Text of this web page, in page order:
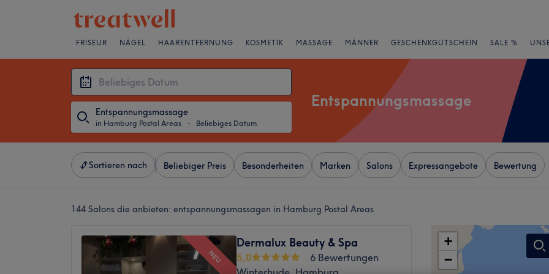
FRISEUR NÄGEL HAARENTFERNUNG KOSMETIK MASSAGE MÄNNER GESCHENKGUTSCHEIN SALE %
Entspannungsmassage
in Hamburg Postal Areas ・ Beliebiges Datum
Entspannungsmassage
Sortieren nach Beliebiger Preis Besonderheiten Marken Salons Expressangebote Bewertung
144 Salons die anbieten: entspannungsmassagen in Hamburg Postal Areas
NEU
Dermalux Beauty & Spa
5,0
6 Bewertungen
+
−